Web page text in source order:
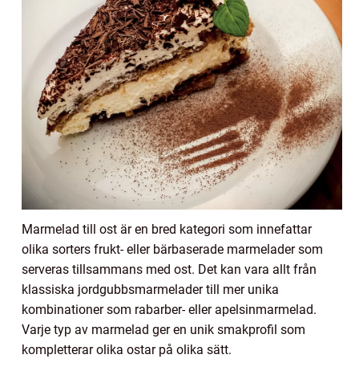
Marmelad till ost är en bred kategori som innefattar
olika sorters frukt- eller bärbaserade marmelader som
serveras tillsammans med ost. Det kan vara allt från
klassiska jordgubbsmarmelader till mer unika
kombinationer som rabarber- eller apelsinmarmelad.
Varje typ av marmelad ger en unik smakprofil som
kompletterar olika ostar på olika sätt.